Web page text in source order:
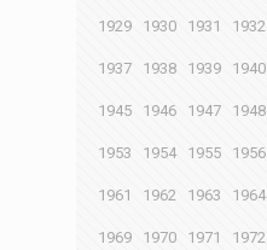
1929 1930 1931 1932
1937 1938 1939 1940
1945 1946 1947 1948
1953 1954 1955 1956
1961 1962 1963 1964
1969 1970 1971 1972